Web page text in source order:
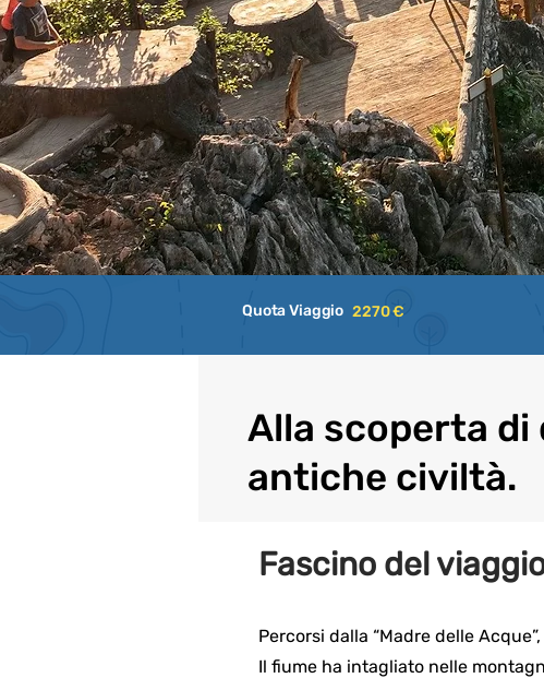
Quota Viaggio 2270 €
Alla scoperta di
antiche civiltà.
Fascino del
Percorsi dalla “Madre delle
Il fiume ha intagliato nelle